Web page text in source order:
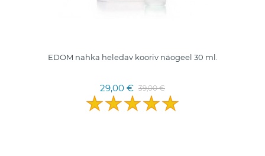
EDOM nahka heledav kooriv näogeel 30 ml.
29,00 € 39,00 €